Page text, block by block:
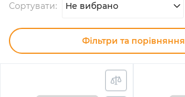
Сортувати: Не вибрано
Фільтри та порівняння